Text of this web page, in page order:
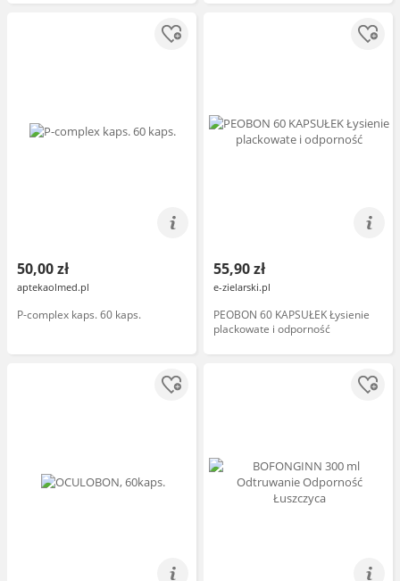
50,00 zł
aptekaolmed.pl
P-complex kaps. 60 kaps.
55,90 zł
e-zielarski.pl
PEOBON 60 KAPSUŁEK Łysienie
plackowate i odporność